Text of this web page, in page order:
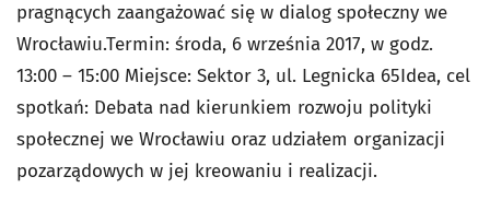
pragnących zaangażować się w dialog społeczny we
Wrocławiu.Termin: środa, 6 września 2017, w godz.
13:00 – 15:00 Miejsce: Sektor 3, ul. Legnicka 65Idea, cel
spotkań: Debata nad kierunkiem rozwoju polityki
społecznej we Wrocławiu oraz udziałem organizacji
pozarządowych w jej kreowaniu i realizacji.